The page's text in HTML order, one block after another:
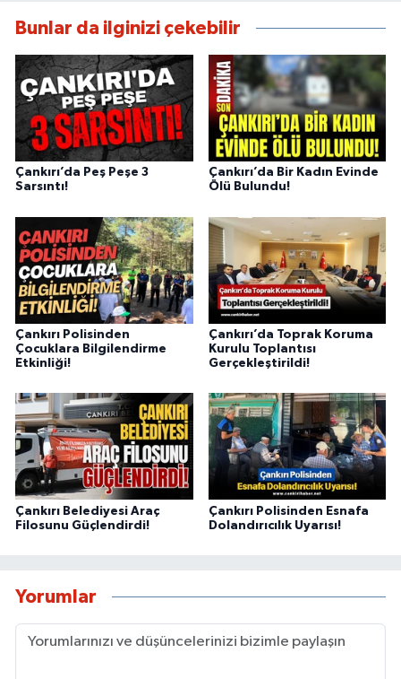
Bunlar da ilginizi çekebilir
Çankırı’da Peş Peşe 3
Sarsıntı!
Çankırı’da Bir Kadın Evinde
Ölü Bulundu!
Çankırı Polisinden
Çocuklara Bilgilendirme
Etkinliği!
Çankırı’da Toprak Koruma
Kurulu Toplantısı
Gerçekleştirildi!
Çankırı Belediyesi Araç
Filosunu Güçlendirdi!
Çankırı Polisinden Esnafa
Dolandırıcılık Uyarısı!
Yorumlar